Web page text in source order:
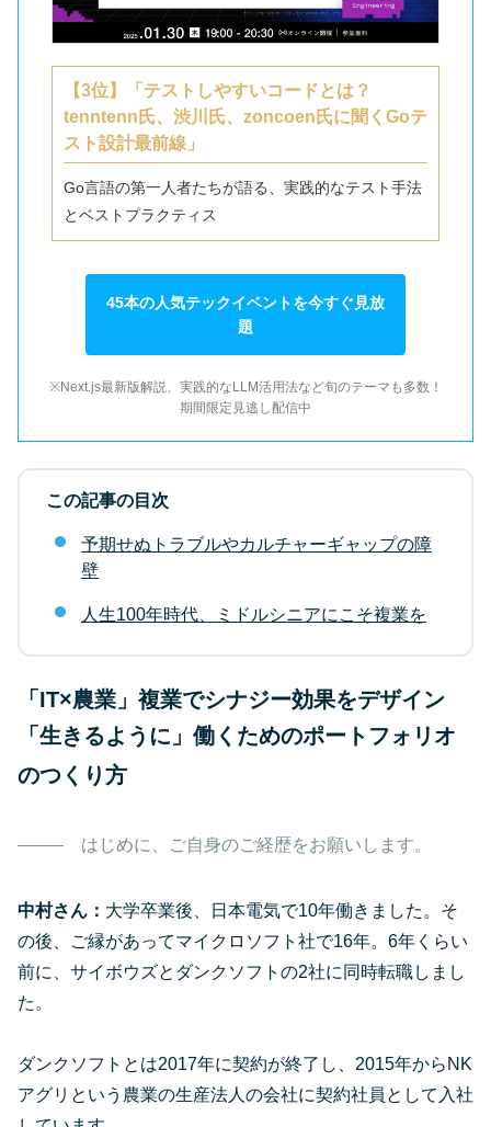
【3位】「テストしやすいコードとは？
tenntenn氏、渋川氏、zoncoen氏に聞くGoテ
スト設計最前線」
Go言語の第一人者たちが語る、実践的なテスト手法
とベストプラクティス
45本の人気テックイベントを今すぐ見放
題
※Next.js最新版解説、実践的なLLM活用法など旬のテーマも多数！
期間限定見逃し配信中
この記事の目次
予期せぬトラブルやカルチャーギャップの障
壁
人生100年時代、ミドルシニアにこそ複業を
「IT×農業」複業でシナジー効果をデザイン
「生きるように」働くためのポートフォリオ
のつくり方
はじめに、ご自身のご経歴をお願いします。
中村さん： 大学卒業後、日本電気で10年働きました。そ
の後、ご縁があってマイクロソフト社で16年。6年くらい
前に、サイボウズとダンクソフトの2社に同時転職しまし
た。
ダンクソフトとは2017年に契約が終了し、2015年からNK
アグリという農業の生産法人の会社に契約社員として入社